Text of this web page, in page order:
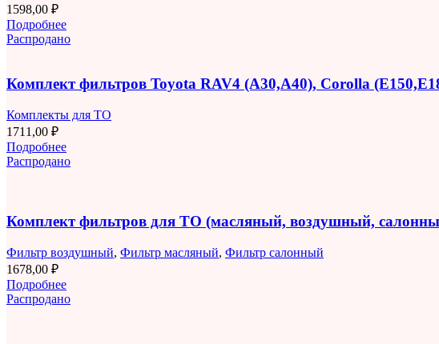
1598,00 ₽
Подробнее
Распродано
Комплект фильтров Toyota RAV4 (A30,A40), Corolla
Комплекты для ТО
1711,00 ₽
Подробнее
Распродано
Комплект фильтров для ТО (масляный, воздушный,
Фильтр воздушный, Фильтр масляный, Фильтр салонный
1678,00 ₽
Подробнее
Распродано